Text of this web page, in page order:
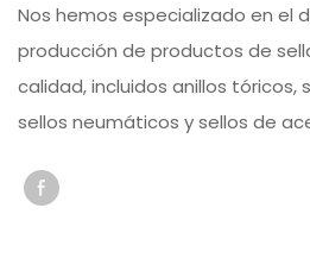
Nos hemos especializado en el
producción de productos de
calidad, incluidos anillos tóricos,
sellos neumáticos y sellos de